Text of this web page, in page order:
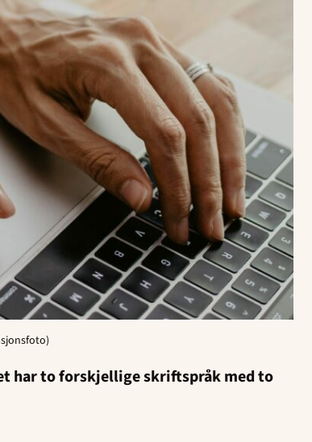
har to forskjellige skriftspråk med to